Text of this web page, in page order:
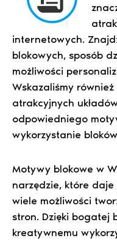
internetowych.
blokowych, sposób
możliwości
Wskazaliśmy
atrakcyjnych
odpowiedniego
wykorzystanie
Motywy blokowe w
narzędzie, które
wiele możliwości
stron. Dzięki bogatej
kreatywnemu